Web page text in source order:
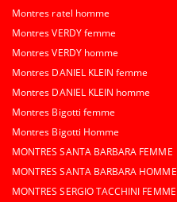
Montres ratel homme
Montres VERDY femme
Montres VERDY homme
Montres DANIEL KLEIN femme
Montres DANIEL KLEIN homme
Montres Bigotti femme
Montres Bigotti Homme
MONTRES SANTA BARBARA FEMME
MONTRES SANTA BARBARA HOMME
MONTRES SERGIO TACCHINI FEMME